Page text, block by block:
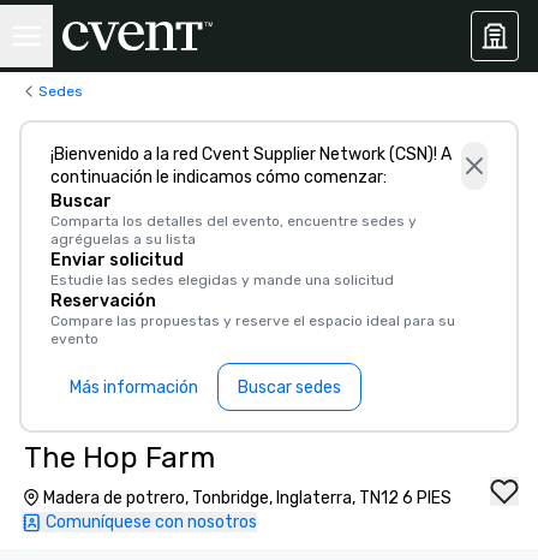
Sedes
¡Bienvenido a la red Cvent Supplier Network (CSN)! A
continuación le indicamos cómo comenzar:
Buscar
Comparta los detalles del evento, encuentre sedes y
agréguelas a su lista
Enviar solicitud
Estudie las sedes elegidas y mande una solicitud
Reservación
Compare las propuestas y reserve el espacio ideal para su
evento
Más información Buscar sedes
The Hop Farm
Madera de potrero, Tonbridge, Inglaterra, TN12 6 PIES
Comuníquese con nosotros